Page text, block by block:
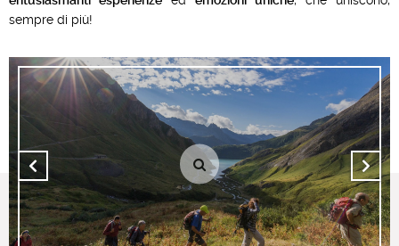
sempre di più!